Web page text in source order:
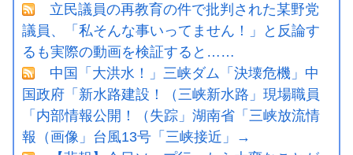
立民議員の再教育の件で批判された某野党
議員、「私そんな事いってません！」と反論す
るも実際の動画を検証すると……
中国「大洪水！」三峡ダム「決壊危機」中
国政府「新水路建設！（三峡新水路」現場職員
「内部情報公開！（失踪」湖南省「三峡放流情
報（画像」台風13号「三峡接近」→